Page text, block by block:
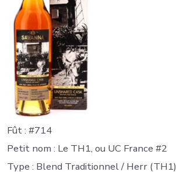
Fût : #714
Petit nom : Le TH1, ou UC France #2
Type : Blend Traditionnel / Herr (TH1)